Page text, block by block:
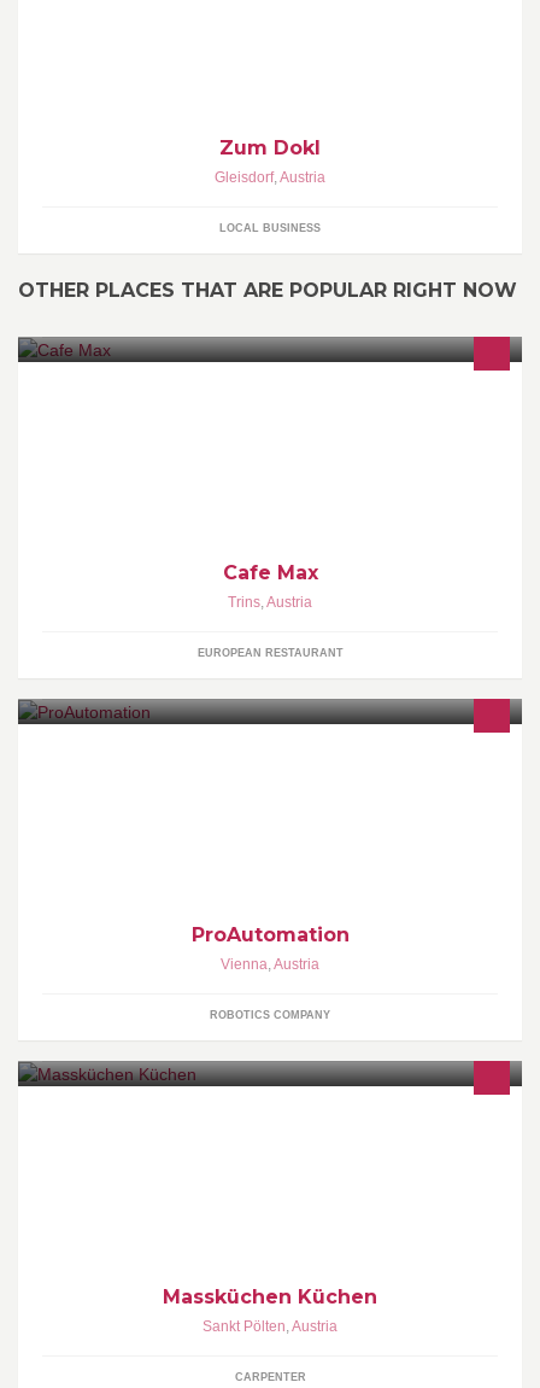
Zum Dokl
Gleisdorf,Austria
LOCAL BUSINESS
OTHER PLACES THAT ARE POPULAR RIGHT NOW
Cafe Max
Trins,Austria
EUROPEAN RESTAURANT
ProAutomation
Vienna,Austria
ROBOTICS COMPANY
Massküchen Küchen
Sankt Pölten,Austria
CARPENTER